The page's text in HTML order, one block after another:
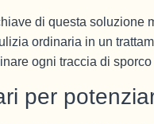
di questa
ordinaria in un
ogni traccia di
per